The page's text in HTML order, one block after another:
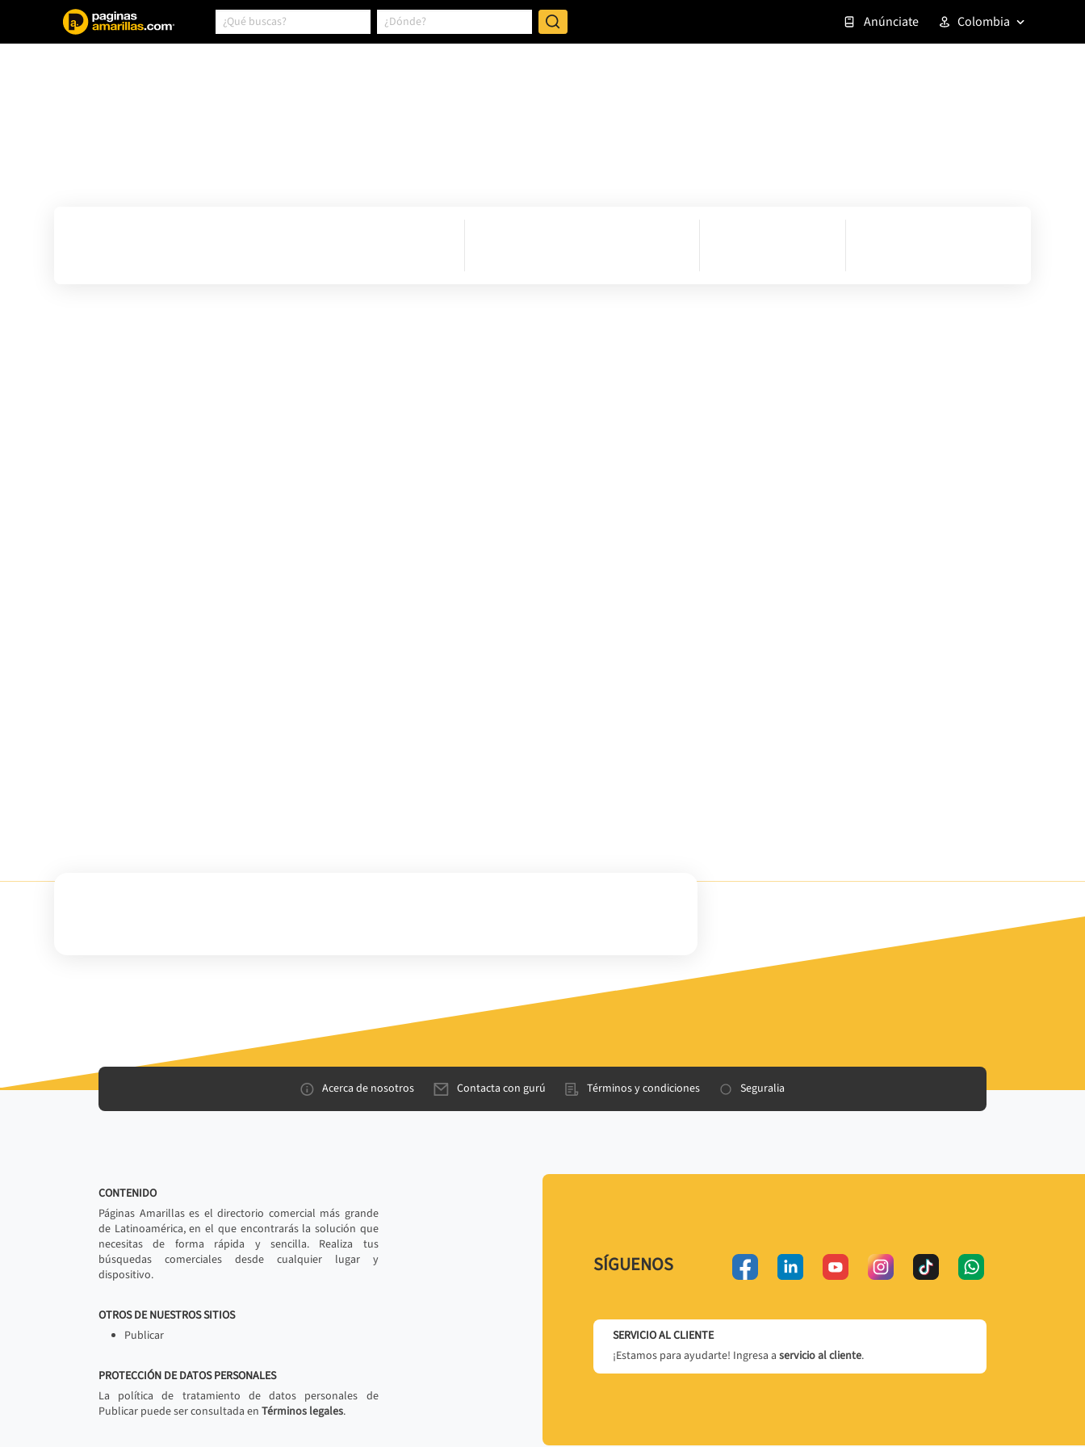
Anúnciate Colombia
Acerca de nosotros Contacta con gurú Términos y condiciones Seguralia
CONTENIDO
Páginas Amarillas es el directorio comercial más grande
de Latinoamérica, en el que encontrarás la solución que
necesitas de forma rápida y sencilla. Realiza tus
búsquedas comerciales desde cualquier lugar y
dispositivo.
OTROS DE NUESTROS SITIOS
Publicar
PROTECCIÓN DE DATOS PERSONALES
La política de tratamiento de datos personales de
Publicar puede ser consultada en Términos legales.
SÍGUENOS
SERVICIO AL CLIENTE
¡Estamos para ayudarte! Ingresa a servicio al cliente.